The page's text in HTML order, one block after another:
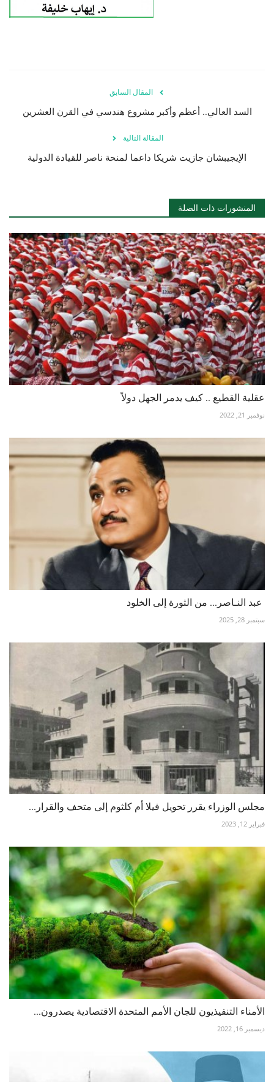
المقال السابق
السد العالي.. أعظم وأكبر مشروع هندسي في القرن العشرين
المقالة التالية
الإيجيبشان جازيت شريكا داعما لمنحة ناصر للقيادة الدولية
المنشورات ذات الصلة
عقلية القطيع .. كيف يدمر الجهل دولاً
نوفمبر 21, 2022
عبد النـاصر... من الثورة إلى الخلود
سبتمبر 28, 2025
مجلس الوزراء يقرر تحويل فيلا أم كلثوم إلى متحف والقرار...
فبراير 12, 2023
الأمناء التنفيذيون للجان الأمم المتحدة الاقتصادية يصدرون...
ديسمبر 16, 2022